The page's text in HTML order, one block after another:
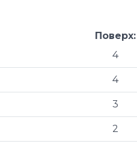
Поверх:
4
4
3
2